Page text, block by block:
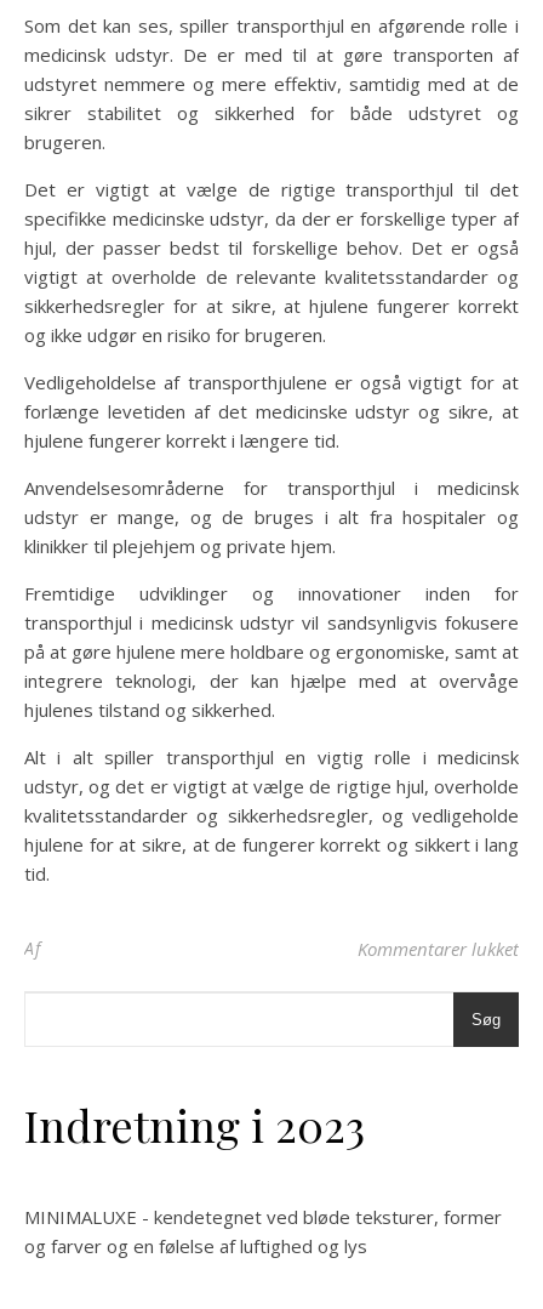
Som det kan ses, spiller transporthjul en afgørende rolle i
medicinsk udstyr. De er med til at gøre transporten af
udstyret nemmere og mere effektiv, samtidig med at de
sikrer stabilitet og sikkerhed for både udstyret og
brugeren.
Det er vigtigt at vælge de rigtige transporthjul til det
specifikke medicinske udstyr, da der er forskellige typer af
hjul, der passer bedst til forskellige behov. Det er også
vigtigt at overholde de relevante kvalitetsstandarder og
sikkerhedsregler for at sikre, at hjulene fungerer korrekt
og ikke udgør en risiko for brugeren.
Vedligeholdelse af transporthjulene er også vigtigt for at
forlænge levetiden af det medicinske udstyr og sikre, at
hjulene fungerer korrekt i længere tid.
Anvendelsesområderne for transporthjul i medicinsk
udstyr er mange, og de bruges i alt fra hospitaler og
klinikker til plejehjem og private hjem.
Fremtidige udviklinger og innovationer inden for
transporthjul i medicinsk udstyr vil sandsynligvis fokusere
på at gøre hjulene mere holdbare og ergonomiske, samt at
integrere teknologi, der kan hjælpe med at overvåge
hjulenes tilstand og sikkerhed.
Alt i alt spiller transporthjul en vigtig rolle i medicinsk
udstyr, og det er vigtigt at vælge de rigtige hjul, overholde
kvalitetsstandarder og sikkerhedsregler, og vedligeholde
hjulene for at sikre, at de fungerer korrekt og sikkert i lang
tid.
Af Kommentarer lukkettil
Søg
Indretning i 2023
MINIMALUXE - kendetegnet ved bløde teksturer, former
og farver og en følelse af luftighed og lys